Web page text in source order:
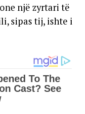
një zyrtari të
sipas tij, ishte i